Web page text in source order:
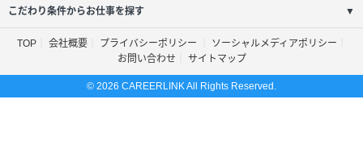
こだわり条件からお仕事を探す ▼
TOP 会社概要 プライバシーポリシー
ソーシャルメディアポリシー
お問い合わせ
サイトマップ
© 2026 CAREERLINK All Rights Reserved.